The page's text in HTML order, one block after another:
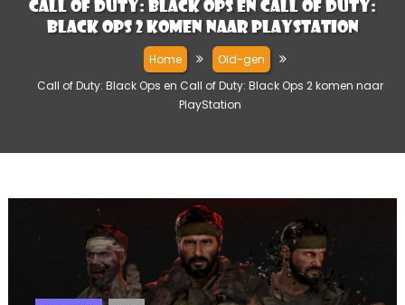
Call of Duty: Black Ops en Call of Duty:
Black Ops 2 komen naar PlayStation
Home
Old-gen
Call of Duty: Black Ops en Call of Duty: Black Ops 2 komen naar
PlayStation